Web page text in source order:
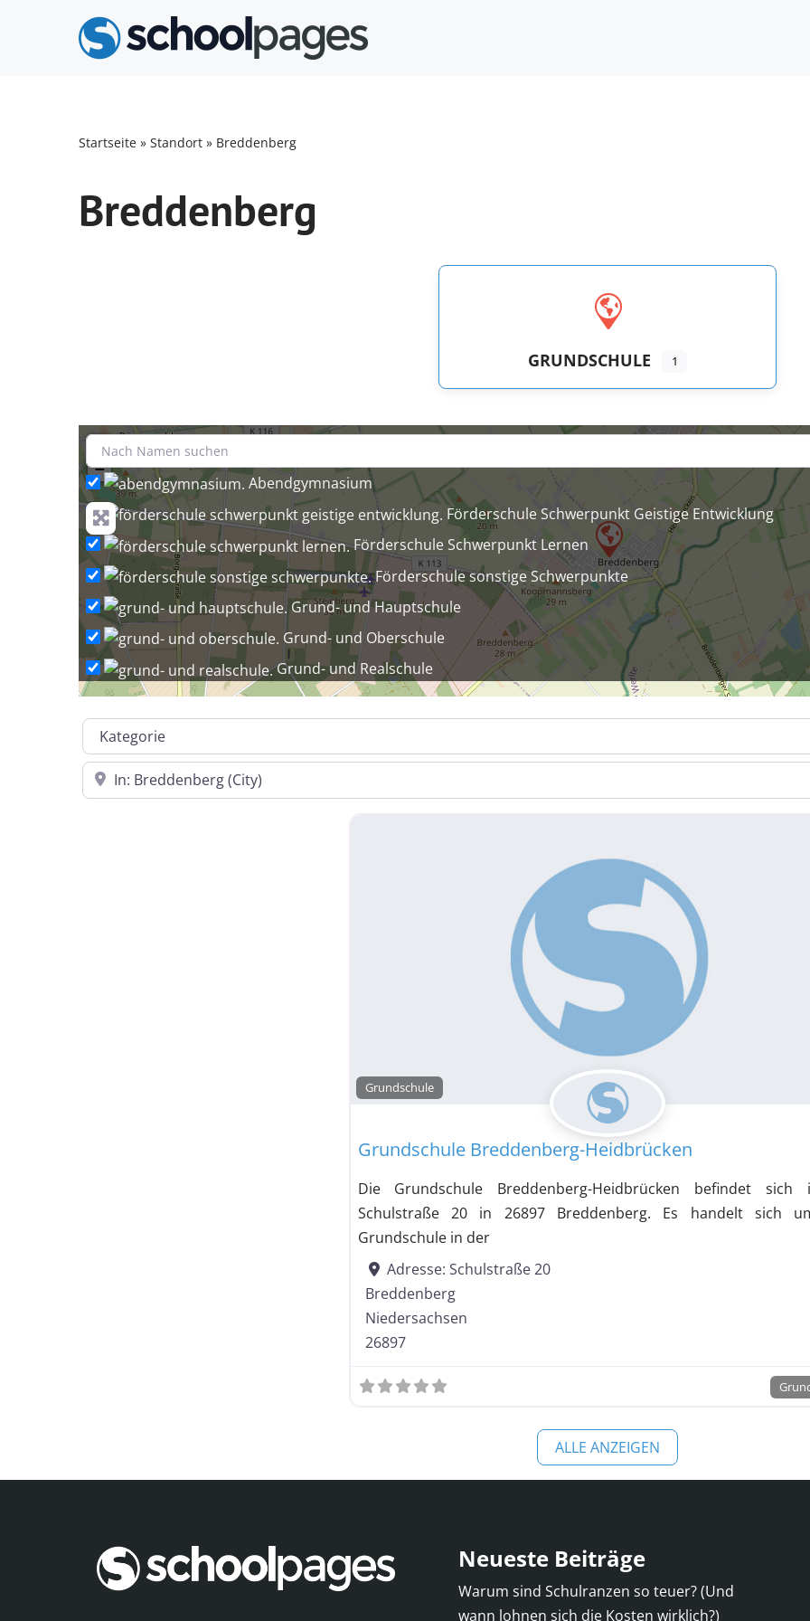
Startseite » Standort » Breddenberg
Breddenberg
GRUNDSCHULE 1
+
−
Abendgymnasium
Förderschule Schwerpunkt Geistige Entwicklung
Förderschule Schwerpunkt Lernen
Förderschule sonstige Schwerpunkte
Grund- und Hauptschule
Grund- und Oberschule
Grund- und Realschule
Grund-, Haupt- und Realschule
Grundschule
Grundschule mit Förderschulklassen
Gymnasium
Gymnasium mit Hauptschul- und Realschulzweig
Gymnasium mit Realschulzweig
Hauptschule mit Förderschulklassen
Gesamtschulcharakter / Freie Waldorfschule mit Förderschulklassen
Kooperative Gesamtschule
Kategorie
In der Nähe
Grundschule
Grundschule Breddenberg-Heidbrücken
Die Grundschule Breddenberg-Heidbrücken befindet
Schulstraße 20 in 26897 Breddenberg. Es handelt sich
Grundschule in der
Adresse: Schulstraße 20
Breddenberg
Niedersachsen
26897
ALLE ANZEIGEN
Neueste Beiträge
Warum sind Schulranzen so teuer? (Und
wann lohnen sich die Kosten wirklich?)